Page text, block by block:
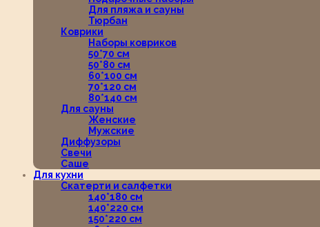
Для пляжа и сауны
Тюрбан
Коврики
Наборы ковриков
50*70 см
50*80 см
60*100 см
70*120 см
80*140 см
Для сауны
Женские
Мужские
Диффузоры
Свечи
Саше
Для кухни
Скатерти и салфетки
140*180 см
140*220 см
150*220 см